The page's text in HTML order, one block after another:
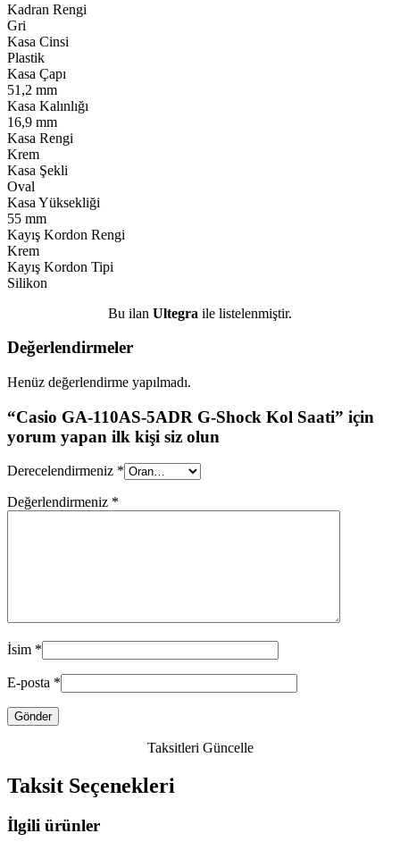
Kadran Rengi
Gri
Kasa Cinsi
Plastik
Kasa Çapı
51,2 mm
Kasa Kalınlığı
16,9 mm
Kasa Rengi
Krem
Kasa Şekli
Oval
Kasa Yüksekliği
55 mm
Kayış Kordon Rengi
Krem
Kayış Kordon Tipi
Silikon
Bu ilan Ultegra ile listelenmiştir.
Değerlendirmeler
Henüz değerlendirme yapılmadı.
“Casio GA-110AS-5ADR G-Shock Kol Saati” için
yorum yapan ilk kişi siz olun
Derecelendirmeniz *
Değerlendirmeniz *
İsim *
E-posta *
Taksitleri Güncelle
Taksit Seçenekleri
İlgili ürünler